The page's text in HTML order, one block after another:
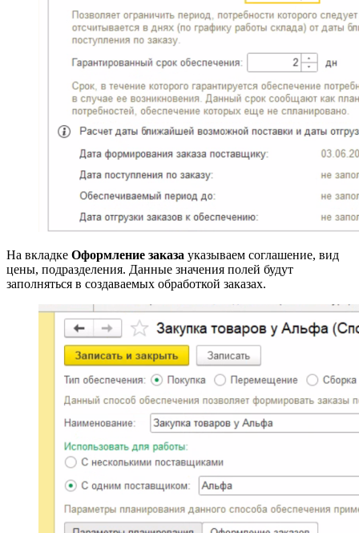
На вкладке Оформление заказа указываем соглашение, вид
цены, подразделения. Данные значения полей будут
заполняться в создаваемых обработкой заказах.